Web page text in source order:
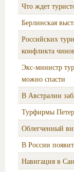
Что ждет
Берлинская
Российских
конфликта
Экс-министр
можно спасти
В Австралии
Турфирмы
Облегченный
В России
Навигация в